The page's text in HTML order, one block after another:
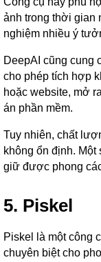
ảnh trong thời gian
nghiệm nhiều ý
DeepAI cũng cung
cho phép tích hợp
hoặc website, mở
án phần mềm.
Tuy nhiên, chất
không ổn định. Một
giữ được phong
5. Piskel
Piskel là một công
chuyên biệt cho